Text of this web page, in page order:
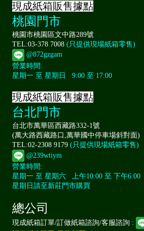
現成紙箱販售據點
桃園門市
桃園市桃園區文中路289號
TEL:03-378 7008 (只提供現場紙箱零售)
@872gzgam
營業時間:
星期一 至 星期日 9:00 至 17:00
現成紙箱販售據點
台北門市
台北市萬華區西藏路332-1號
(萬大路西藏路口,萬華國中停車場斜對面)
TEL:02-2308 9179 (只提供現場紙箱零售)
@239wtiym
營業時間:
星期一 至 星期六 上午10:00 至 下午6:00
星期日請至新莊門市購買
總公司
現成紙箱訂單/訂做紙箱諮詢/客服諮詢 :